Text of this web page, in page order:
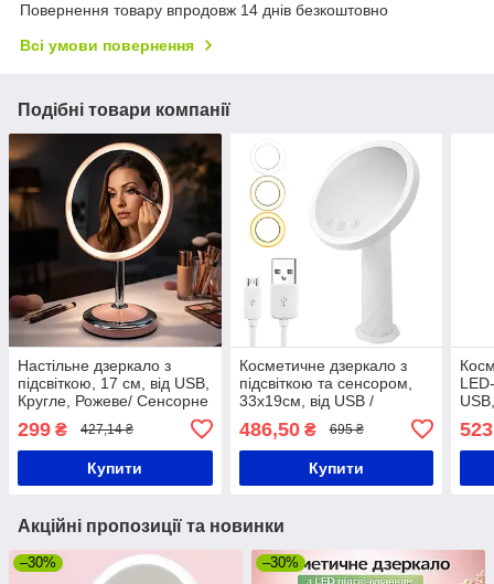
Повернення товару впродовж 14 днів безкоштовно
Всі умови повернення
Подібні товари компанії
Настільне дзеркало з
підсвіткою, 17 см, від USB,
Кругле, Рожеве/ Сенсорне
Косметичне дзеркало
299 ₴ 427,14 ₴
Купити
Косметичне дзеркало з
підсвіткою та сенсором,
33х19см, від USB /
Настільне дзеркало для
макіяжу
486,50₴ 695 ₴
Купити
Акційні пропозиції та новинки
–30% –30%